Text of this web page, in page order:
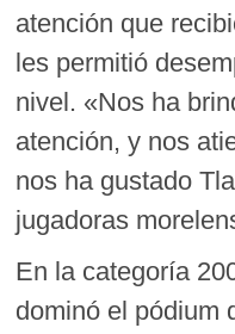
atención que
les permitió
nivel. «Nos ha
atención, y nos
nos ha gustado
jugadoras
En la categoría
dominó el pódium